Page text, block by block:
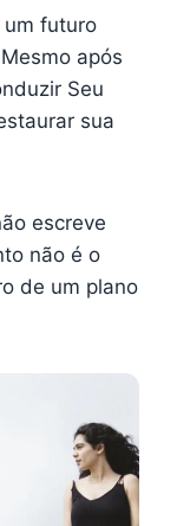
um futuro
após
Seu
sua
escreve
não é o
de um plano